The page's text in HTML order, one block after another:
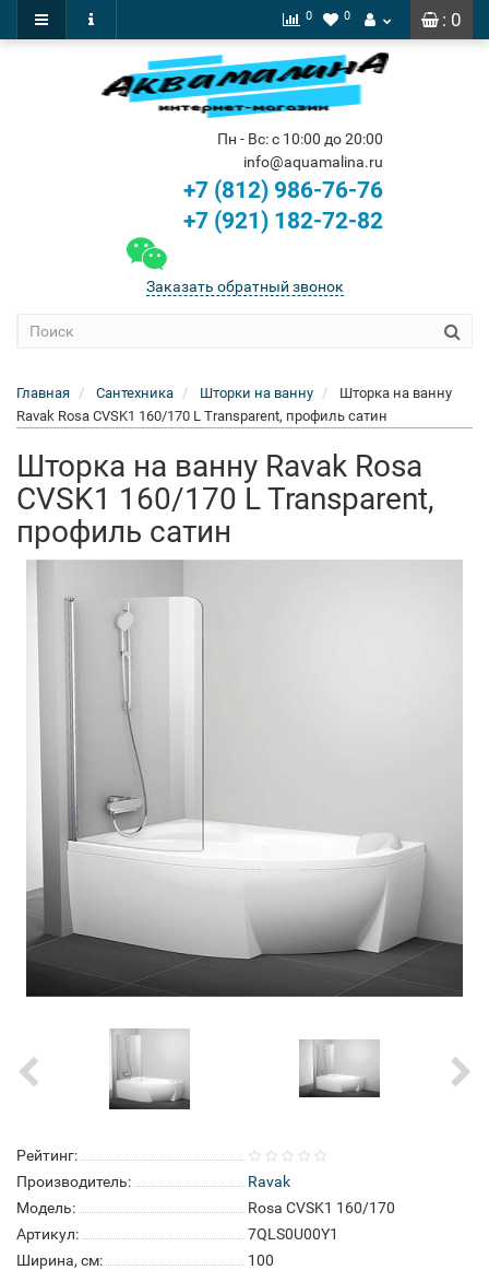
: 0
0 0
Пн - Вс: с 10:00 до 20:00
info@aquamalina.ru
+7 (812) 986-76-76
+7 (921) 182-72-82
Заказать обратный звонок
Главная Сантехника Шторки на ванну
Шторка на ванну
Ravak Rosa CVSK1 160/170 L Transparent, профиль сатин
Шторка на ванну Ravak Rosa
CVSK1 160/170 L Transparent,
профиль сатин
Рейтинг:
Производитель:
Ravak
Модель:
Rosa CVSK1 160/170
Артикул:
7QLS0U00Y1
Ширина, см:
100